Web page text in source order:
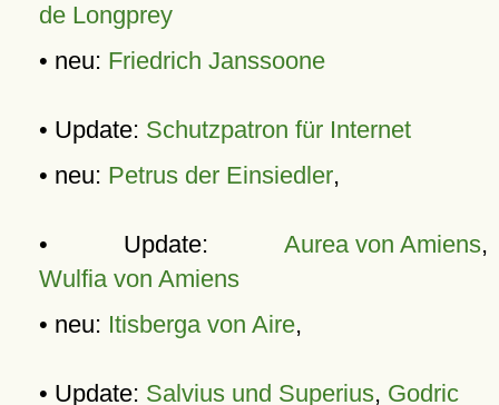
de Longprey
• neu: Friedrich Janssoone
• Update: Schutzpatron für Internet
• neu: Petrus der Einsiedler,
• Update: Aurea von Amiens,
Wulfia von Amiens
• neu: Itisberga von Aire,
• Update: Salvius und Superius, Godric